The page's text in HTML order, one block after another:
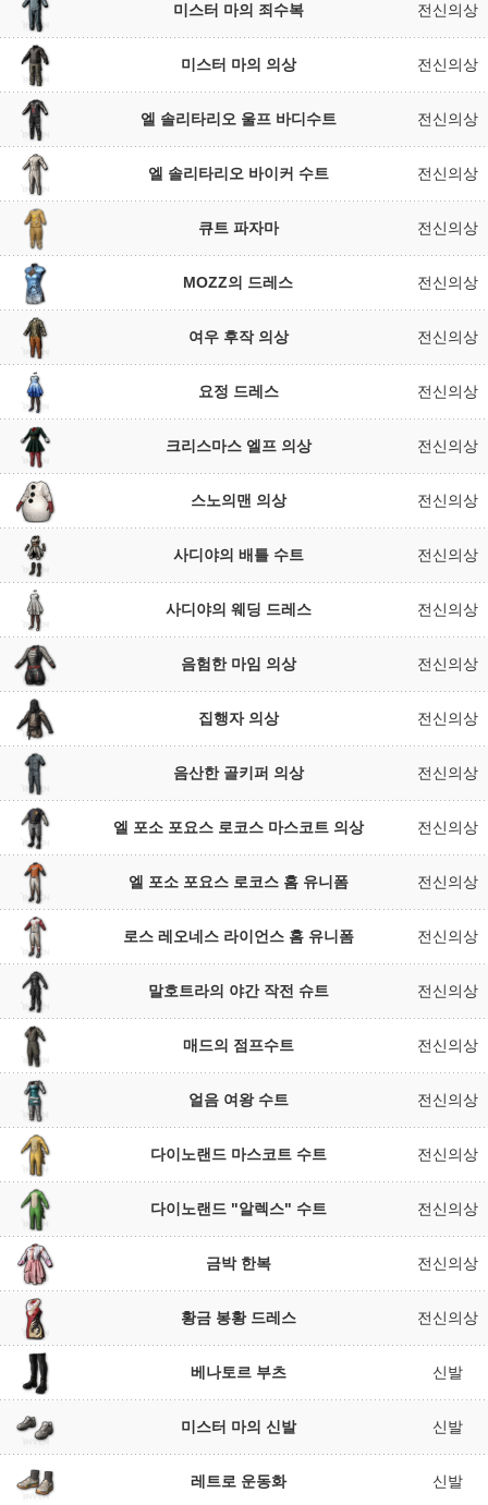
미스터 마의 죄수복 전신의상
미스터 마의 의상 전신의상
엘 솔리타리오 울프 바디수트 전신의상
엘 솔리타리오 바이커 수트 전신의상
큐트 파자마 전신의상
MOZZ의 드레스 전신의상
여우 후작 의상 전신의상
요정 드레스 전신의상
크리스마스 엘프 의상 전신의상
스노의맨 의상 전신의상
사디야의 배틀 수트 전신의상
사디야의 웨딩 드레스 전신의상
음험한 마임 의상 전신의상
집행자 의상 전신의상
음산한 골키퍼 의상 전신의상
엘 포소 포요스 로코스 마스코트 의상 전신의상
엘 포소 포요스 로코스 홈 유니폼 전신의상
로스 레오네스 라이언스 홈 유니폼 전신의상
말호트라의 야간 작전 슈트 전신의상
매드의 점프수트 전신의상
얼음 여왕 수트 전신의상
다이노랜드 마스코트 수트 전신의상
다이노랜드 "알렉스" 수트 전신의상
금박 한복 전신의상
황금 봉황 드레스 전신의상
베나토르 부츠 신발
미스터 마의 신발 신발
레트로 운동화 신발